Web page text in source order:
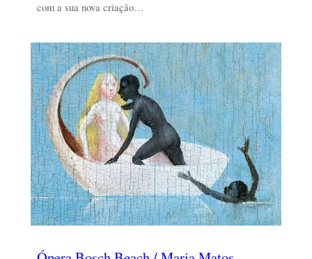
com a sua nova criação…